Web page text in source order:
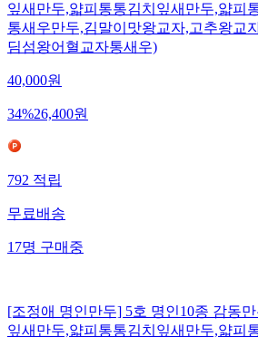
잎새만두,얇피통통김치잎새만두,얇피
통새우만두,김말이맛왕교자,고추왕교
딤섬왕어혈교자통새우)
40,000원
34%26,400원
792 적립
무료배송
17명 구매중
[조정애 명인만두] 5호 명인10종 감동
잎새만두,얇피통통김치잎새만두,얇피